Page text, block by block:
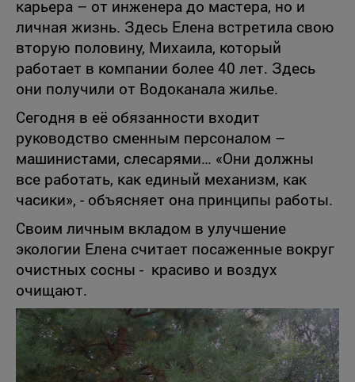
карьера – от инженера до мастера, но и
личная жизнь. Здесь Елена встретила свою
вторую половину, Михаила, который
работает в компании более 40 лет. Здесь
они получили от Водоканала жилье.
Сегодня в её обязанности входит
руководство сменным персоналом –
машинистами, слесарями… «Они должны
все работать, как единый механизм, как
часики», - объясняет она принципы работы.
Своим личным вкладом в улучшение
экологии Елена считает посаженные вокруг
очистных сосны - красиво и воздух
очищают.